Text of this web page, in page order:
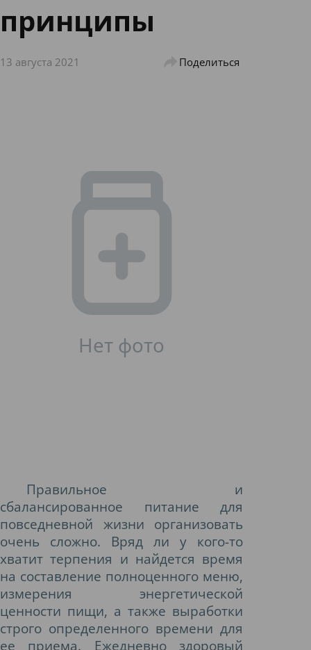
принципы
13 августа 2021 Поделиться
Правильное и
сбалансированное питание для
повседневной жизни организовать
очень сложно. Вряд ли у кого-то
хватит терпения и найдется время
на составление полноценного меню,
измерения энергетической
ценности пищи, а также выработки
строго определенного времени для
ее приема. Ежедневно здоровый